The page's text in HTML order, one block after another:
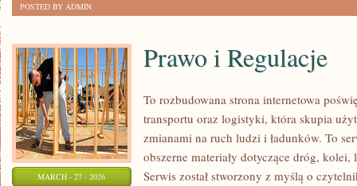
POSTED BY ADMIN
MARCH - 27 - 2026
Prawo i Regulacje
To rozbudowana strona internetowa
transportu oraz logistyki, która skupia
zmianami na ruch ludzi i ładunków. To
obszerne materiały dotyczące dróg,
Serwis został stworzony z myślą o